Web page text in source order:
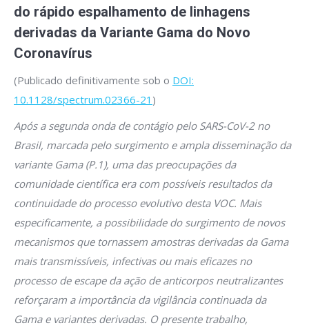
do rápido espalhamento de linhagens
derivadas da Variante Gama do Novo
Coronavírus
(Publicado definitivamente sob o DOI:
10.1128/spectrum.02366-21 )
Após a segunda onda de contágio pelo SARS-CoV-2 no
Brasil, marcada pelo surgimento e ampla disseminação da
variante Gama (P.1), uma das preocupações da
comunidade científica era com possíveis resultados da
continuidade do processo evolutivo desta VOC. Mais
especificamente, a possibilidade do surgimento de novos
mecanismos que tornassem amostras derivadas da Gama
mais transmissíveis, infectivas ou mais eficazes no
processo de escape da ação de anticorpos neutralizantes
reforçaram a importância da vigilância continuada da
Gama e variantes derivadas. O presente trabalho,